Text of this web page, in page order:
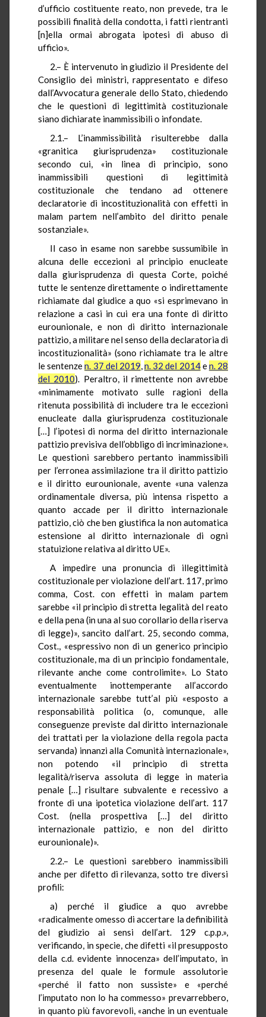
d’ufficio costituente reato, non prevede, tra le
possibili finalità della condotta, i fatti rientranti
[n]ella ormai abrogata ipotesi di abuso di
ufficio».
2.– È intervenuto in giudizio il Presidente del
Consiglio dei ministri, rappresentato e difeso
dall’Avvocatura generale dello Stato, chiedendo
che le questioni di legittimità costituzionale
siano dichiarate inammissibili o infondate.
2.1.– L’inammissibilità risulterebbe dalla
«granitica giurisprudenza» costituzionale
secondo cui, «in linea di principio, sono
inammissibili questioni di legittimità
costituzionale che tendano ad ottenere
declaratorie di incostituzionalità con effetti in
malam partem nell’ambito del diritto penale
sostanziale».
Il caso in esame non sarebbe sussumibile in
alcuna delle eccezioni al principio enucleate
dalla giurisprudenza di questa Corte, poiché
tutte le sentenze direttamente o indirettamente
richiamate dal giudice a quo «si esprimevano in
relazione a casi in cui era una fonte di diritto
eurounionale, e non di diritto internazionale
pattizio, a militare nel senso della declaratoria di
incostituzionalità» (sono richiamate tra le altre
le sentenzen. 37 del 2019,n. 32 del 2014en. 28
del 2010). Peraltro, il rimettente non avrebbe
«minimamente motivato sulle ragioni della
ritenuta possibilità di includere tra le eccezioni
enucleate dalla giurisprudenza costituzionale
[…] l’ipotesi di norma del diritto internazionale
pattizio previsiva dell’obbligo di incriminazione».
Le questioni sarebbero pertanto inammissibili
per l’erronea assimilazione tra il diritto pattizio
e il diritto eurounionale, avente «una valenza
ordinamentale diversa, più intensa rispetto a
quanto accade per il diritto internazionale
pattizio, ciò che ben giustifica la non automatica
estensione al diritto internazionale di ogni
statuizione relativa al diritto UE».
A impedire una pronuncia di illegittimità
costituzionale per violazione dell’art. 117, primo
comma, Cost. con effetti in malam partem
sarebbe «il principio di stretta legalità del reato
e della pena (in una al suo corollario della riserva
di legge)», sancito dall’art. 25, secondo comma,
Cost., «espressivo non di un generico principio
costituzionale, ma di un principio fondamentale,
rilevante anche come controlimite». Lo Stato
eventualmente inottemperante all’accordo
internazionale sarebbe tutt’al più «esposto a
responsabilità politica (o, comunque, alle
conseguenze previste dal diritto internazionale
dei trattati per la violazione della regola pacta
servanda) innanzi alla Comunità internazionale»,
non potendo «il principio di stretta
legalità/riserva assoluta di legge in materia
penale […] risultare subvalente e recessivo a
fronte di una ipotetica violazione dell’art. 117
Cost. (nella prospettiva […] del diritto
internazionale pattizio, e non del diritto
eurounionale)».
2.2.– Le questioni sarebbero inammissibili
anche per difetto di rilevanza, sotto tre diversi
profili:
a) perché il giudice a quo avrebbe
«radicalmente omesso di accertare la definibilità
del giudizio ai sensi dell’art. 129 c.p.p.»,
verificando, in specie, che difetti «il presupposto
della c.d. evidente innocenza» dell’imputato, in
presenza del quale le formule assolutorie
«perché il fatto non sussiste» e «perché
l’imputato non lo ha commesso» prevarrebbero,
in quanto più favorevoli, «anche in un eventuale